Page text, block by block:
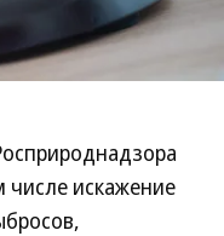
искажение